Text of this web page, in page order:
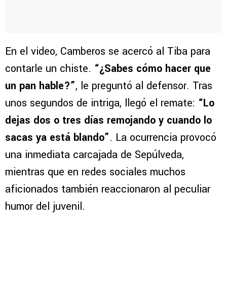
En el video, Camberos se acercó al Tiba para
contarle un chiste. “¿Sabes cómo hacer que
un pan hable?”, le preguntó al defensor. Tras
unos segundos de intriga, llegó el remate: “Lo
dejas dos o tres días remojando y cuando lo
sacas ya está blando”. La ocurrencia provocó
una inmediata carcajada de Sepúlveda,
mientras que en redes sociales muchos
aficionados también reaccionaron al peculiar
humor del juvenil.